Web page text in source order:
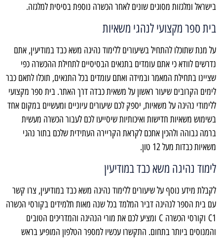
בישראל ומלגזות מסוגים שונים לאחר הכשרה נוספת בסיסית למלגזה.
בית ספר מקצועי לנהגי משאיות
על מנת שתוכלו להתחיל בשיעורים ללימוד נהיגה משא כבד במודיעין, אתם
נדרשים לוודא כי אתם עומדים בתנאים הבסיסיים לתחילת ההכשרה כפי
שציינו בתחילת המאמר ובמידה ואתם עומדים בכל התנאים, תוכלו לתאם כבר
לימים הקרובים שיעור ראשון על משאית כבדה דרך האתר. בית ספר מקצועי
ללימודי נהיגה על משאיות, יספק לכם שיעורים עיוניים ומעשיים במקום אחד
בשימוש משאיות חדישות ואיכותיות שיסייעו לכם לעבור הכשרה מעשית
ברמה גבוהה ולהכין אתכם לקראת הקריירה העתידית שלכם בתור נהגי
משאיות כבדות מעל 12 טון.
לימוד נהיגה משא כבד במודיעין
לקבלת מידע נוסף על שיעורים ללימוד נהיגה משא כבד במודיעין, צרו קשר
עם בית הספר לנהיגה דביר המלמד בכל שנה מאות תלמידים בקורסי הכשרה
1
C וקורסי הכשרה C ומציע לכם את מורי הנהיגה והמדריכים הטובים
והמנוסים ביותר בתחום. התקשרו עכשיו למספר הטלפון המופיע בראש